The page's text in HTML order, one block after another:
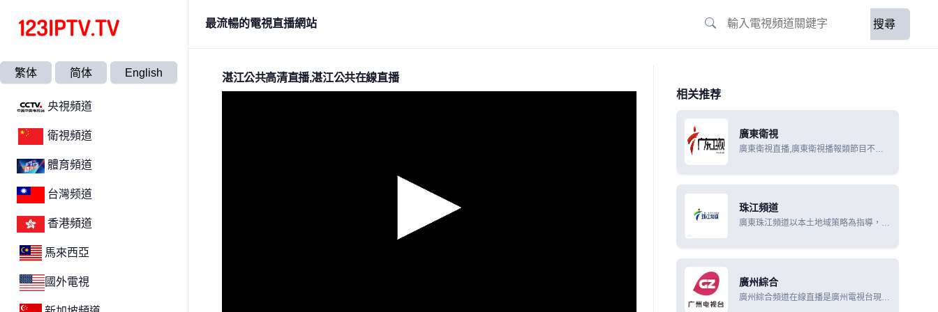
繁体 简体 English
央視頻道
衛視頻道
體育頻道
台灣频道
香港頻道
馬來西亞
國外電視
最流暢的電視直播網站 搜尋
湛江公共高清直播,湛江公共在線直播
相关推荐
廣東衛視
廣東衛視直播,廣東衛視播報類節目不僅
優勢，聯動港澳，連線全國，放眼全球，
珠江頻道
廣東珠江頻道以本土地域策略為指導，突
進行版面優化和節目調整，收視又有了全
廣州綜合
廣州綜合頻道在線直播是廣州電視台現有